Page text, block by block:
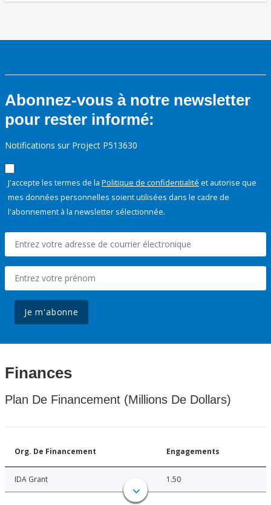
Abonnez-vous à notre newsletter
pour rester informé:
Notifications sur Project P513630
J'accepte les termes de la Politique de confidentialité et autorise que
mes données personnelles soient utilisées dans le cadre de
l'abonnement à la newsletter sélectionnée.
Je m'abonne
Finances
Plan De Financement (Millions De Dollars)
Org. De Financement Engagements
IDA Grant 1.50